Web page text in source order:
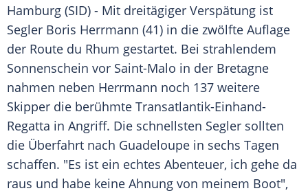
Hamburg (SID) - Mit dreitägiger Verspätung ist
Segler Boris Herrmann (41) in die zwölfte Auflage
der Route du Rhum gestartet. Bei strahlendem
Sonnenschein vor Saint-Malo in der Bretagne
nahmen neben Herrmann noch 137 weitere
Skipper die berühmte Transatlantik-Einhand-
Regatta in Angriff. Die schnellsten Segler sollten
die Überfahrt nach Guadeloupe in sechs Tagen
schaffen. "Es ist ein echtes Abenteuer, ich gehe da
raus und habe keine Ahnung von meinem Boot",